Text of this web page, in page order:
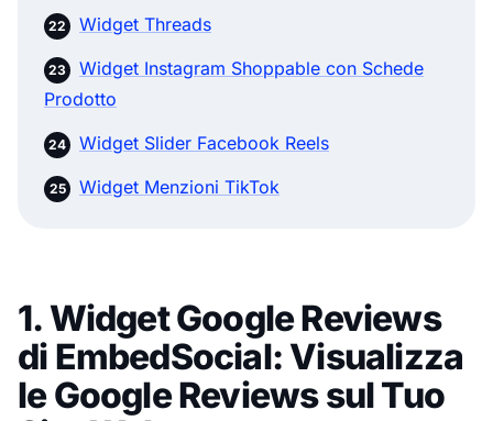
Widget Threads
Widget Instagram Shoppable con Schede
Prodotto
Widget Slider Facebook Reels
Widget Menzioni TikTok
1. Widget Google Reviews
di EmbedSocial: Visualizza
le Google Reviews sul Tuo